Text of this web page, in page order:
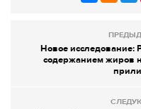
Новое исследование:
содержанием жиров